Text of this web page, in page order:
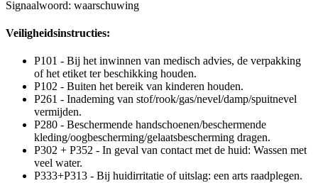
Signaalwoord: waarschuwing
Veiligheidsinstructies:
P101 - Bij het inwinnen van medisch advies, de verpakking
of het etiket ter beschikking houden.
P102 - Buiten het bereik van kinderen houden.
P261 - Inademing van stof/rook/gas/nevel/damp/spuitnevel
vermijden.
P280 - Beschermende handschoenen/beschermende
kleding/oogbescherming/gelaatsbescherming dragen.
P302 + P352 - In geval van contact met de huid: Wassen met
veel water.
P333+P313 - Bij huidirritatie of uitslag: een arts raadplegen.